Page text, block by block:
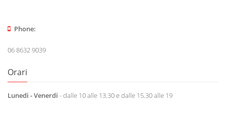
Phone:
06 8632 9039
Orari
Lunedi - Venerdi - dalle 10 alle 13.30 e dalle 15.30 alle 19